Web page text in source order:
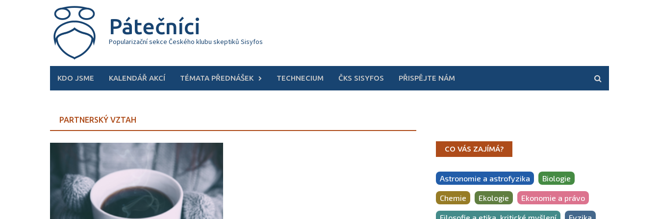
Pátečníci
Popularizační sekce Českého klubu skeptiků Sisyfos
KDO JSME KALENDÁŘ AKCÍ TÉMATA PŘEDNÁŠEK TECHNECIUM ČKS SISYFOS PŘISPĚJTE NÁM
PARTNERSKÝ VZTAH
CO VÁS ZAJÍMÁ?
Astronomie a astrofyzika Biologie
Chemie Ekologie Ekonomie a právo